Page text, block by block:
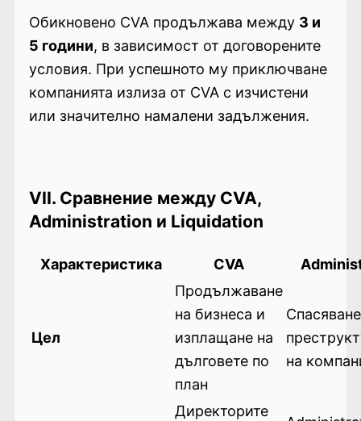
Обикновено CVA продължава между 3 и
5 години, в зависимост от договорените
условия. При успешното му приключване
компанията излиза от CVA с изчистени
или значително намалени задължения.
VII. Сравнение между CVA,
Administration и Liquidation
Характеристика CVA
Цел
Продължаване
на бизнеса и
изплащане на
дълговете по
план
на
Директорите